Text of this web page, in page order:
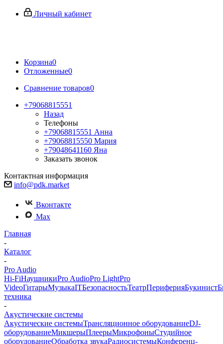
Личный кабинет
Корзина0
Отложенные0
Сравнение товаров0
+79068815551
Назад
Телефоны
+79068815551 Анна
+79068815550 Мария
+79048641160 Яна
Заказать звонок
Контактная информация
info@pdk.market
Вконтакте
Max
Главная
-
Каталог
-
Pro Audio
Hi-FiНаушникиPro AudioPro LightPro
VideoГитарыМузыкаITБезопасностьТеатрПериферияБукинист
техника
-
Акустические системы
Акустические системыТрансляционное оборудованиеDJ-
оборудованиеМикшерыПлеерыМикрофоныСтудийное
оборудованиеОбработка звукаРадиосистемыКонференц-